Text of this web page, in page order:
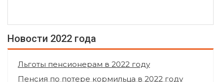
Новости 2022 года
Льготы пенсионерам в 2022 году
Пенсия по потере кормильца в 2022 году